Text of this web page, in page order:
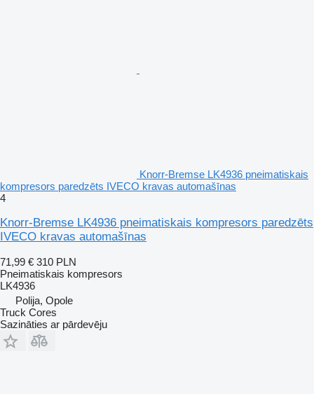
Knorr-Bremse LK4936 pneimatiskais
kompresors paredzēts IVECO kravas automašīnas
4
Knorr-Bremse LK4936 pneimatiskais kompresors paredzēts
IVECO kravas automašīnas
71,99 € 310 PLN
Pneimatiskais kompresors
LK4936
Polija, Opole
Truck Cores
Sazināties ar pārdevēju